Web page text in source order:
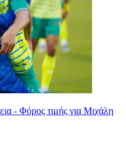
- Φόρος τιμής για Μιχάλη